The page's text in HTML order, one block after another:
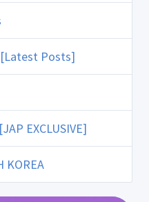
[Latest Posts]
EXCLUSIVE]
KOREA